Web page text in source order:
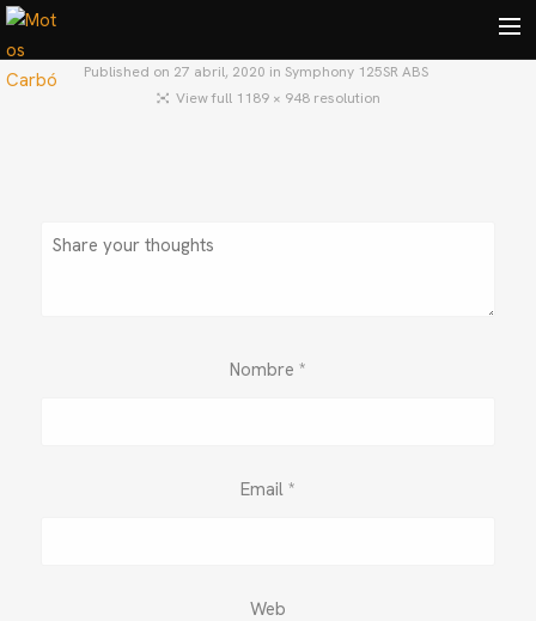
BLOG
Published on 27 abril, 2020 in Symphony 125SR ABS
View full 1189 × 948 resolution
Nombre *
Email *
Web